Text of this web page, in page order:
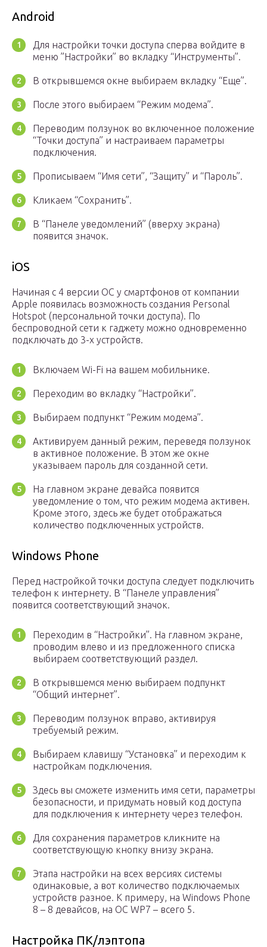
Android
Для настройки точки доступа сперва войдите в
меню ”Настройки” во вкладку “Инструменты”.
В открывшемся окне выбираем вкладку “Еще”.
После этого выбираем “Режим модема”.
Переводим ползунок во включенное положение
“Точки доступа” и настраиваем параметры
подключения.
Прописываем “Имя сети”, “Защиту” и “Пароль”.
Кликаем “Сохранить”.
В “Панеле уведомлений” (вверху экрана)
появится значок.
iOS
Начиная с 4 версии ОС у смартфонов от компании
Apple появилась возможность создания Personal
Hotspot (персональной точки доступа). По
беспроводной сети к гаджету можно одновременно
подключать до 3-х устройств.
Включаем Wi-Fi на вашем мобильнике.
Переходим во вкладку “Настройки”.
Выбираем подпункт “Режим модема”.
Активируем данный режим, переведя ползунок
в активное положение. В этом же окне
указываем пароль для созданной сети.
На главном экране девайса появится
уведомление о том, что режим модема активен.
Кроме этого, здесь же будет отображаться
количество подключенных устройств.
Windows Phone
Перед настройкой точки доступа следует подключить
телефон к интернету. В “Панеле управления”
появится соответствующий значок.
Переходим в “Настройки”. На главном экране,
проводим влево и из предложенного списка
выбираем соответствующий раздел.
В открывшемся меню выбираем подпункт
“Общий интернет”.
Переводим ползунок вправо, активируя
требуемый режим.
Выбираем клавишу “Установка” и переходим к
настройкам подключения.
Здесь вы сможете изменить имя сети, параметры
безопасности, и придумать новый код доступа
для подключения к интернету через телефон.
Для сохранения параметров кликните на
соответствующую кнопку внизу экрана.
Этапа настройки на всех версиях системы
одинаковые, а вот количество подключаемых
устройств разное. К примеру, на Windows Phone
8 – 8 девайсов, на ОС WP7 – всего 5.
Настройка ПК/лэптопа